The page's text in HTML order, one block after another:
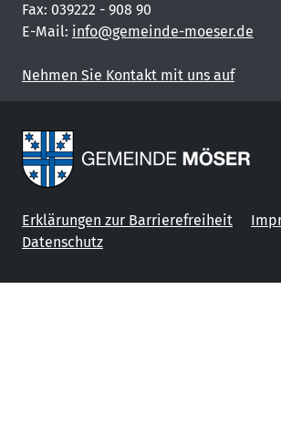
Fax: 039222 - 908 90
E-Mail: info@gemeinde-moeser.de
Nehmen Sie Kontakt mit uns auf
Erklärungen zur Barrierefreiheit
Datenschutz